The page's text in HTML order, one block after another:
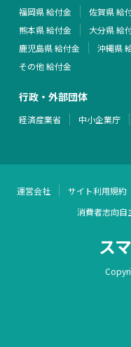
福岡県 給付金
佐賀県 給
熊本県 給付金
大分県 給
鹿児島県 給付金
沖縄県
その他 給付金
行政・外部団体
経済産業省 中小企業庁
運営会社 サイト利用規約
消費者志向自
ス